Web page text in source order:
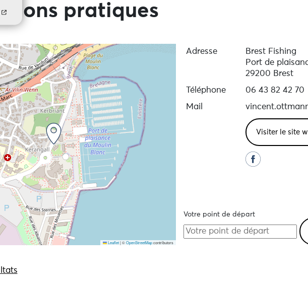
pratiques
Leaflet |©OpenStreetMapcontributors
Adresse
Brest Fishing
Port de
29200 Brest
Téléphone
06 43 82 42 70
Mail
Visiter le site
Votre point de départ